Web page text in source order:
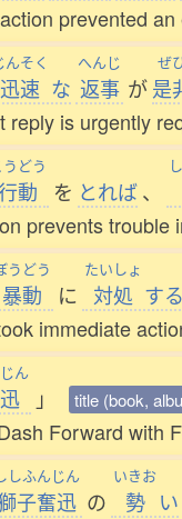
prevented an
んそく
迅速 な
へんじ
返事 が
ぜ
是
reply is urgently
うどう
動 を とれば、
prevents trouble
うどう
暴動 に
たいしょ
対処 する
immediate
ん
」 title (book,
Forward with
しふんじん
子奮迅 の
いきお
勢 い